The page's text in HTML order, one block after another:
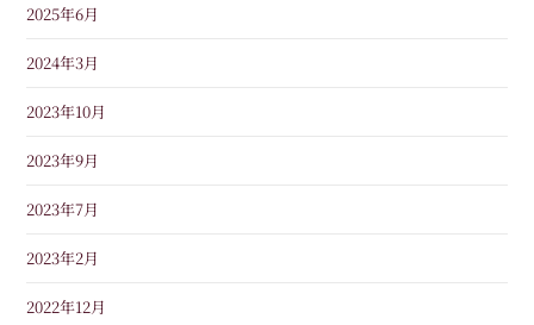
2025年6月
2024年3月
2023年10月
2023年9月
2023年7月
2023年2月
2022年12月